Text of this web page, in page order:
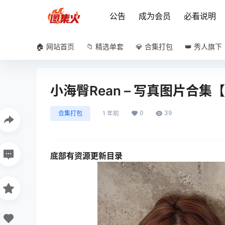
公告 成为会员 必看说明
🏠 网站首页 📁 精选单套 💎 合集打包 👑 秀人旗下
小海臀Rean – 写真图片合集
合集打包 1 年前 0 39
底部有资源更新目录